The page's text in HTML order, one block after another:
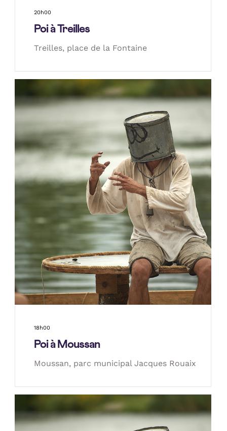
20h00
Poi à Treilles
Treilles, place de la Fontaine
18h00
Poi à Moussan
Moussan, parc municipal Jacques Rouaix